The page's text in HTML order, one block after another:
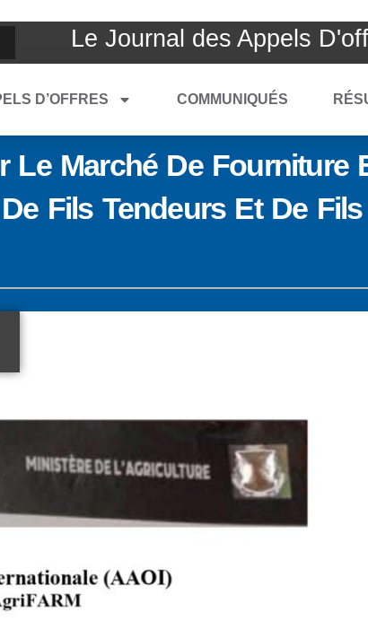
Le Journal des Appels
D’OFFRES COMMUNIQUÉS
Le Marché De
Fils Tendeurs Et De